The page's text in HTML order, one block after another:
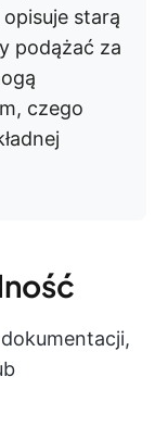
starą
podążać za
czego